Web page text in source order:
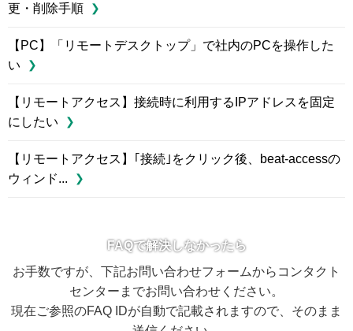
更・削除手順
【PC】「リモートデスクトップ」で社内のPCを操作した
い
【リモートアクセス】接続時に利用するIPアドレスを固定
にしたい
【リモートアクセス】｢接続｣をクリック後、beat-accessの
ウィンド...
FAQで解決しなかったら
お手数ですが、下記お問い合わせフォームからコンタクト
センターまでお問い合わせください。
現在ご参照のFAQ IDが自動で記載されますので、そのまま